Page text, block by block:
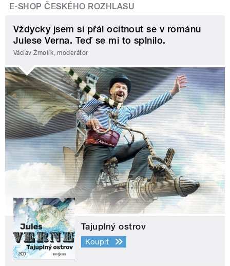
E-SHOP ČESKÉHO ROZHLASU
Vždycky jsem si přál ocitnout se v románu
Julese Verna. Teď se mi to splnilo.
Václav Žmolík, moderátor
Tajuplný ostrov
Koupit